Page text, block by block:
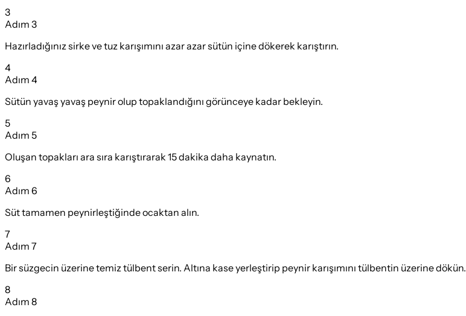
3
Adım 3
Hazırladığınız sirke ve tuz karışımını azar azar sütün içine dökerek karıştırın.
4
Adım 4
Sütün yavaş yavaş peynir olup topaklandığını görünceye kadar bekleyin.
5
Adım 5
Oluşan topakları ara sıra karıştırarak 15 dakika daha kaynatın.
6
Adım 6
Süt tamamen peynirleştiğinde ocaktan alın.
7
Adım 7
Bir süzgecin üzerine temiz tülbent serin. Altına kase yerleştirip peynir karışımını tülbentin üzerine dökün.
8
Adım 8